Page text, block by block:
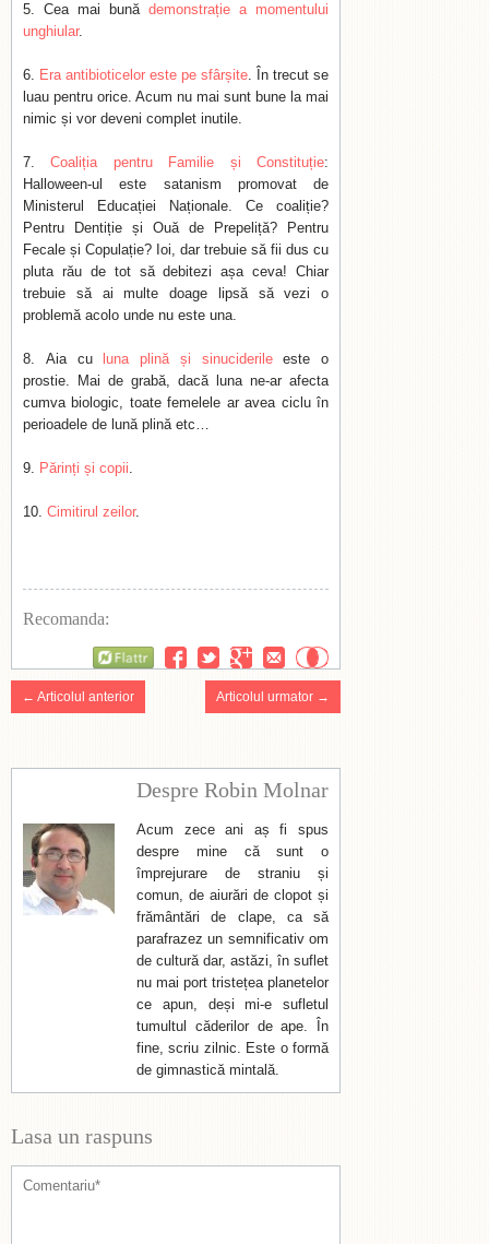
Cea mai bună demonstrație a momentului
unghiular.
Era antibioticelor este pe sfârșite. În trecut se
luau pentru orice. Acum nu mai sunt bune la mai
nimic și vor deveni complet inutile.
Coaliția pentru Familie și Constituție:
Halloween-ul este satanism promovat de
Ministerul Educației Naționale. Ce coaliție?
Pentru Dentiție și Ouă de Prepeliță? Pentru
Fecale și Copulație? Ioi, dar trebuie să fii dus cu
pluta rău de tot să debitezi așa ceva! Chiar
trebuie să ai multe doage lipsă să vezi o
problemă acolo unde nu este una.
Aia cu luna plină și sinuciderileeste o
prostie. Mai de grabă, dacă luna ne-ar afecta
cumva biologic, toate femelele ar avea ciclu în
perioadele de lună plină etc…
Părinți și copii.
Cimitirul zeilor.
Recomanda:
← Articolul anterior Articolul urmator →
Despre Robin Molnar
Acum zece ani aș fi spus
despre mine că sunt o
împrejurare de straniu și
comun, de aiurări de clopot și
frământări de clape, ca să
parafrazez un semnificativ om
de cultură dar, astăzi, în suflet
nu mai port tristețea planetelor
ce apun, deși mi-e sufletul
tumultul căderilor de ape. În
fine, scriu zilnic. Este o formă
de gimnastică mintală.
Lasa un raspuns